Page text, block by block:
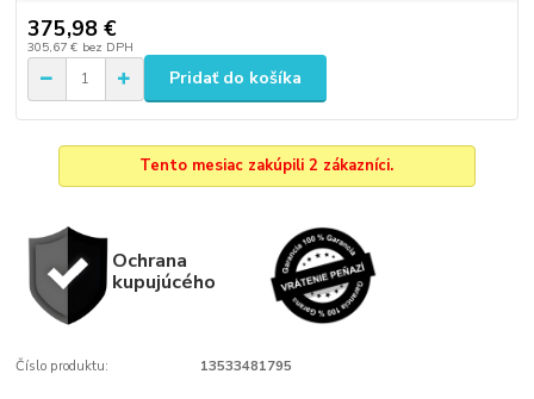
375,98 €
305,67 € bez DPH
Pridať do košíka
Tento mesiac zakúpili 2 zákazníci.
Ochrana
kupujúcého
Číslo produktu: 13533481795